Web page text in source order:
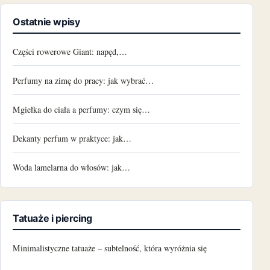
Ostatnie wpisy
Części rowerowe Giant: napęd,…
Perfumy na zimę do pracy: jak wybrać…
Mgiełka do ciała a perfumy: czym się…
Dekanty perfum w praktyce: jak…
Woda lamelarna do włosów: jak…
Tatuaże i piercing
Minimalistyczne tatuaże – subtelność, która wyróżnia się